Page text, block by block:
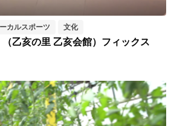
カルスポーツ 文化
乙亥の里 乙亥会館）フィックス